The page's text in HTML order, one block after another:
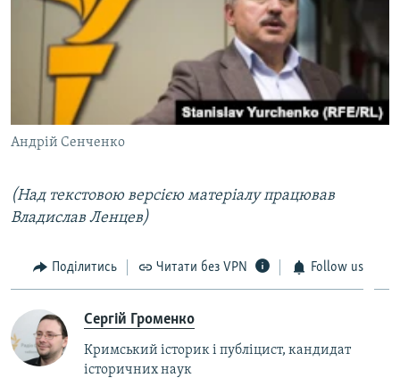
Андрій Сенченко
(Над текстовою версією матеріалу працював
Владислав Ленцев)
Поділитись Читати без VPN Follow us
Сергій Громенко
Кримський історик і публіцист, кандидат
історичних наук